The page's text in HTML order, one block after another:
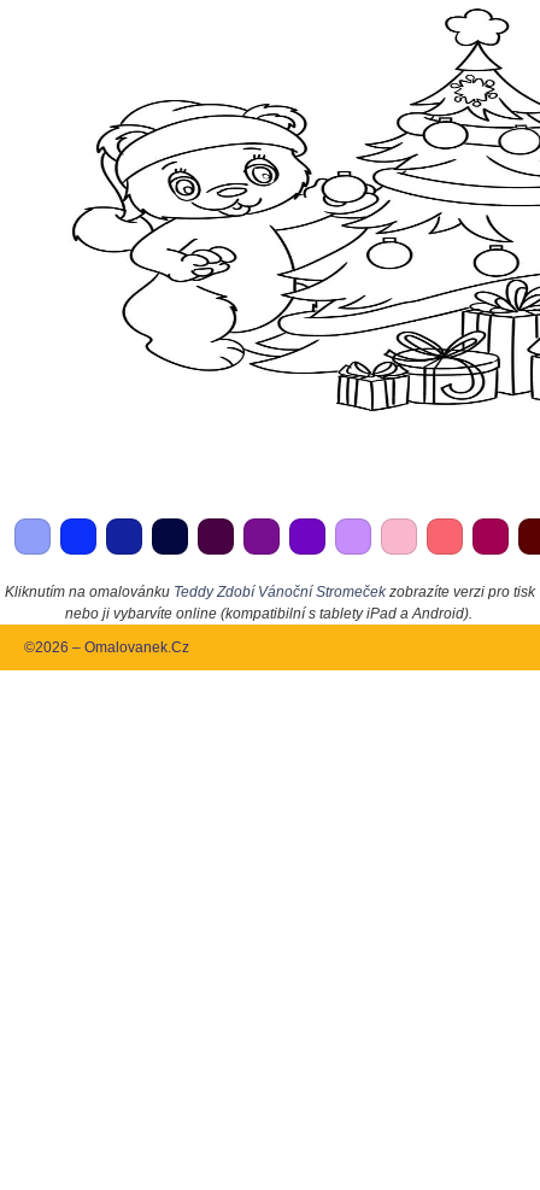
Kliknutím na omalovánku Teddy Zdobí Vánoční Stromečekzobrazíte verzi pro tisk
nebo ji vybarvíte online (kompatibilní s tablety iPad a Android).
©2026 – Omalovanek.Cz